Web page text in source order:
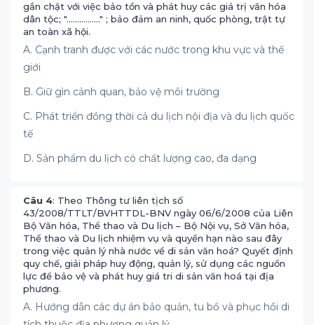
gắn chặt với việc bảo tồn và phát huy các giá trị văn hóa
dân tộc; "................" ; bảo đảm an ninh, quốc phòng, trật tự
an toàn xã hội.
A. Cạnh tranh được với các nước trong khu vực và thế
giới
B. Giữ gìn cảnh quan, bảo vệ môi trường
C. Phát triển đồng thời cả du lịch nội địa và du lịch quốc
tế
D. Sản phẩm du lịch có chất lượng cao, đa dạng
Câu 4: Theo Thông tư liên tịch số
43/2008/TTLT/BVHTTDL-BNV ngày 06/6/2008 của Liên
Bộ Văn hóa, Thể thao và Du lịch – Bộ Nội vụ, Sở Văn hóa,
Thể thao và Du lịch nhiệm vụ và quyền hạn nào sau đây
trong việc quản lý nhà nước về di sản văn hoá? Quyết định
quy chế, giải pháp huy động, quản lý, sử dụng các nguồn
lực để bảo vệ và phát huy giá tri di sản văn hoá tại địa
phương.
A. Hướng dẫn các dự án bảo quản, tu bổ và phục hồi di